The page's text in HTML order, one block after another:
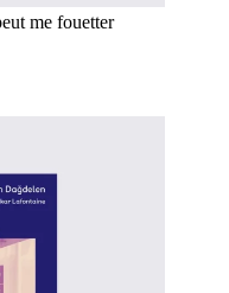
me fouetter